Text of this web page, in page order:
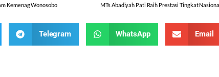
Kemenag Wonosobo MTs Abadiyah Pati Raih Prestasi Tingkat
Telegram WhatsApp Email